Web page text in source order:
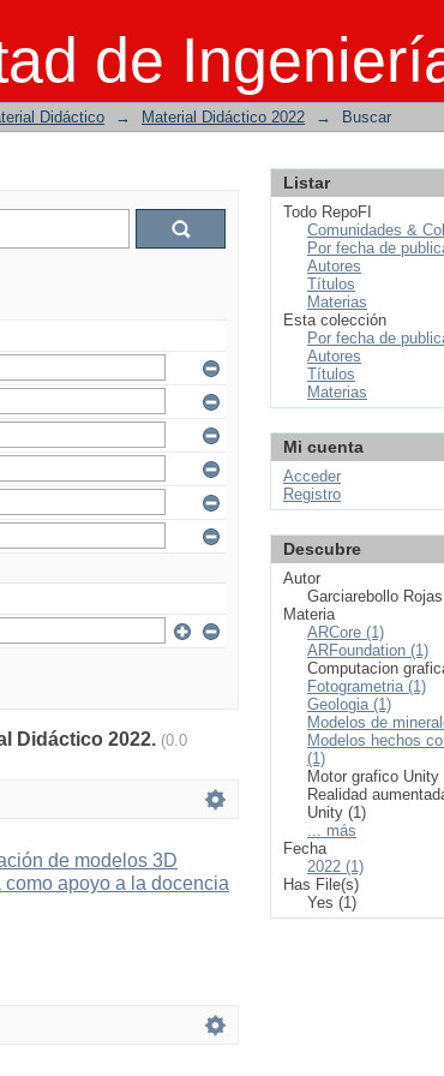
de
Didáctico → Material Didáctico 2022 → Buscar
Didáctico 2022. (0.0
de modelos 3D
apoyo a la docencia
Listar
Todo RepoFI
Comunidades &
Por fecha de
Autores
Títulos
Materias
Esta colección
Por fecha de
Autores
Títulos
Materias
Mi cuenta
Acceder
Registro
Descubre
Autor
Garciarebollo
Materia
ARCore (1)
ARFoundation (1)
Computacion
Fotogrametria (1)
Geologia (1)
Modelos de
Modelos hechos
(1)
Motor grafico Unity
Realidad
Unity (1)
... más
Fecha
2022 (1)
Has File(s)
Yes (1)